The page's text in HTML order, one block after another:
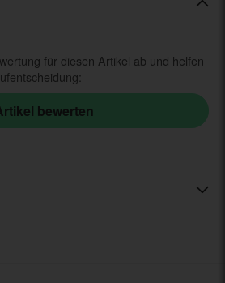
für diesen Artikel ab und helfen